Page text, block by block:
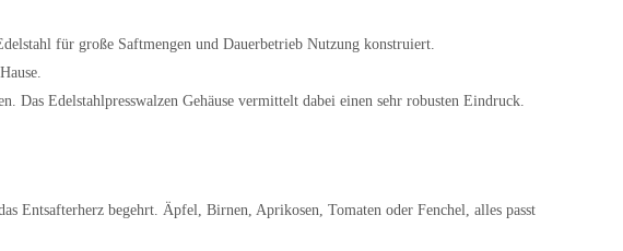
für große Saftmengen und Dauerbetrieb Nutzung konstruiert.
Edelstahlpresswalzen Gehäuse vermittelt dabei einen sehr robusten Eindruck.
Entsafterherz begehrt. Äpfel, Birnen, Aprikosen, Tomaten oder Fenchel, alles passt